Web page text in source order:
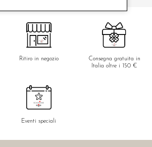
Ritiro in negozio
Consegna gratuita in
Italia oltre i 150 €
Eventi speciali